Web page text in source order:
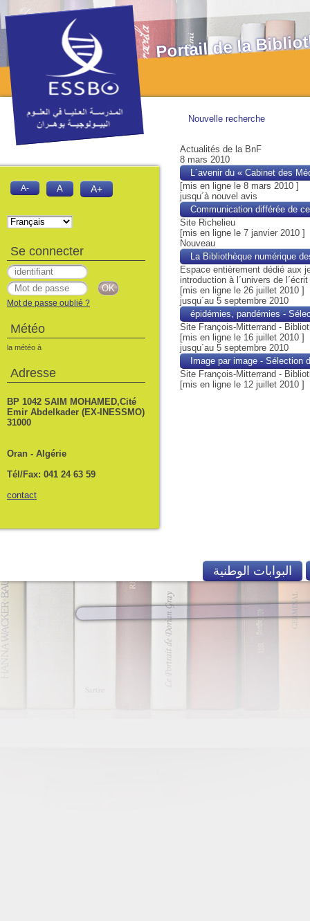
البوابات الوطنية
Nouvelle recherche
Actualités de la BnF
8 mars 2010
L´avenir du « Cabinet des
[mis en ligne le 8 mars 2010 ]
jusqu´à nouvel avis
Communication différée de
Site Richelieu
[mis en ligne le 7 janvier 2010 ]
Nouveau
La Bibliothèque numérique
Espace entièrement dédié aux
introduction à l´univers de
[mis en ligne le 26 juillet 2010 ]
jusqu´au 5 septembre 2010
épidémies, pandémies -
Site François-Mitterrand -
[mis en ligne le 16 juillet 2010 ]
jusqu´au 5 septembre 2010
Image par image - Sélection
Site François-Mitterrand -
[mis en ligne le 12 juillet 2010 ]
Portail de la
A- A A+
Se connecter
Mot de passe oublié ?
Météo
la météo à
Adresse
BP 1042 SAIM MOHAMED,Cité
Emir Abdelkader (EX-INESSMO)
31000
Oran - Algérie
Tél/Fax: 041 24 63 59
contact